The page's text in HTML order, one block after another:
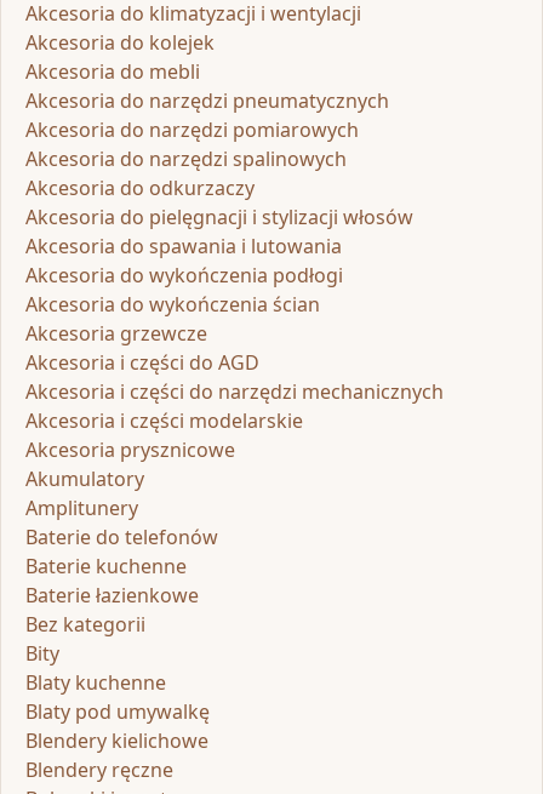
Akcesoria do klimatyzacji i wentylacji
Akcesoria do kolejek
Akcesoria do mebli
Akcesoria do narzędzi pneumatycznych
Akcesoria do narzędzi pomiarowych
Akcesoria do narzędzi spalinowych
Akcesoria do odkurzaczy
Akcesoria do pielęgnacji i stylizacji włosów
Akcesoria do spawania i lutowania
Akcesoria do wykończenia podłogi
Akcesoria do wykończenia ścian
Akcesoria grzewcze
Akcesoria i części do AGD
Akcesoria i części do narzędzi mechanicznych
Akcesoria i części modelarskie
Akcesoria prysznicowe
Akumulatory
Amplitunery
Baterie do telefonów
Baterie kuchenne
Baterie łazienkowe
Bez kategorii
Bity
Blaty kuchenne
Blaty pod umywalkę
Blendery kielichowe
Blendery ręczne